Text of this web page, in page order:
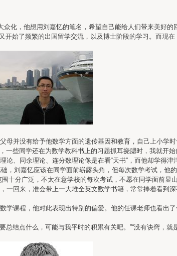
化，他想用刘嘉忆的笔名，希望自己能给人们带来美好的
始了频繁的出国留学交流，以及博士阶段的学习。而现
没有给予他数学方面的遗传基因和教育，自己上小学时
些同学还在为数学教科书上的习题抓耳挠腮时，我就开始
同余理论、连分数理论像是在看“天书”，而他却学得津
嘉忆应该在同学面前崭露头角，但每次数学考试，他
十分广泛，不太在意学校的每次考试，不愿在同学面前显山
来，准会带上一大堆全英文数学书籍，常常捧着看到
程，他对此表现出特别的偏爱。他的任课老师也看出
点什么，可能与我平时的积累有关吧。”“没有诀窍，